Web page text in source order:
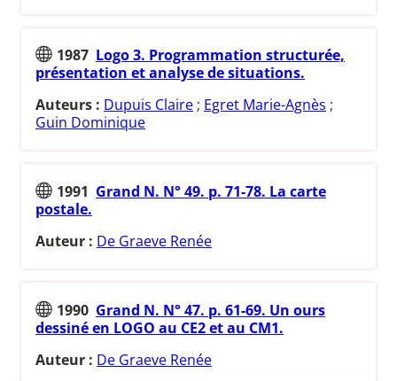
1987 Logo 3. Programmation structurée,
présentation et analyse de situations.
Auteurs : Dupuis Claire; Egret Marie-Agnès ;
Guin Dominique
1991 Grand N. N° 49. p. 71-78. La carte
postale.
Auteur : De Graeve Renée
1990 Grand N. N° 47. p. 61-69. Un ours
dessiné en LOGO au CE2 et au CM1.
Auteur : De Graeve Renée